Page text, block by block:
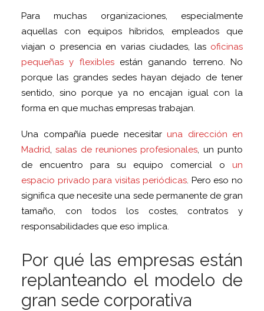
Para muchas organizaciones, especialmente
aquellas con equipos híbridos, empleados que
viajan o presencia en varias ciudades, las oficinas
pequeñas y flexiblesestán ganando terreno. No
porque las grandes sedes hayan dejado de tener
sentido, sino porque ya no encajan igual con la
forma en que muchas empresas trabajan.
Una compañía puede necesitar una dirección en
Madrid,salas de reuniones profesionales, un punto
de encuentro para su equipo comercial o un
espacio privado para visitas periódicas. Pero eso no
significa que necesite una sede permanente de gran
tamaño, con todos los costes, contratos y
responsabilidades que eso implica.
Por qué las empresas están
replanteando el modelo de
gran sede corporativa